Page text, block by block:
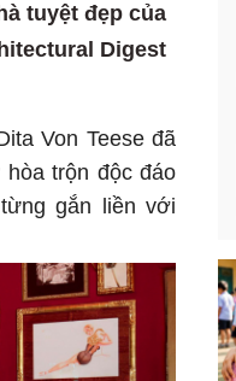
tuyệt đẹp của
Digest
Von Teese đã
trộn độc đáo
gắn liền với